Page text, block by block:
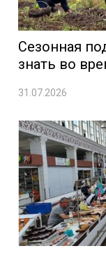
Сезонная
знать во
31.07.2026